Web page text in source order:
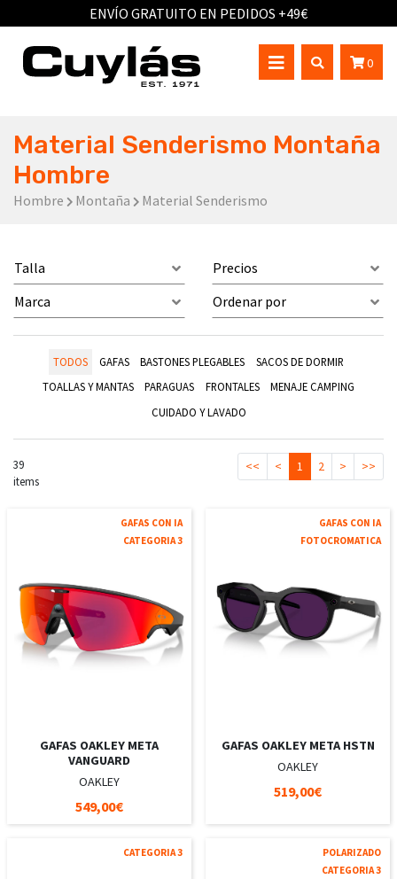
ENVÍO GRATUITO EN PEDIDOS +49€
0
Material Senderismo Montaña
Hombre
Hombre Montaña Material Senderismo
Talla
Precios
Marca
Ordenar por
TODOS GAFAS BASTONES PLEGABLES
SACOS DE DORMIR
TOALLAS Y MANTAS
PARAGUAS FRONTALES
MENAJE CAMPING
CUIDADO Y LAVADO
39
items
<< < 1 2 > >>
GAFAS CON IA
CATEGORIA 3
GAFAS OAKLEY META
VANGUARD
OAKLEY
549,00€
GAFAS CON IA
FOTOCROMATICA
GAFAS OAKLEY META HSTN
OAKLEY
519,00€
CATEGORIA 3
POLARIZADO
CATEGORIA 3